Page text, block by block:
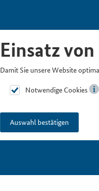
Einsatz
Damit Sie unsere Website
Notwendige Cookies
Auswahl bestätigen